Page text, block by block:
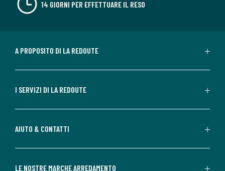
14 GIORNI PER EFFETTUARE IL RESO
A PROPOSITO DI LA REDOUTE
I SERVIZI DI LA REDOUTE
AIUTO & CONTATTI
LE NOSTRE MARCHE ARREDAMENTO